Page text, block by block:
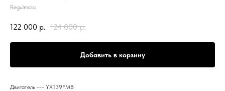
Regulmoto
122 000 р. 124 000 р.
Добавить в корзину
Двигатель --- YX139FMB